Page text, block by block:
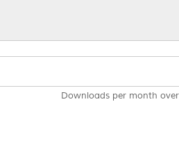
Downloads per month